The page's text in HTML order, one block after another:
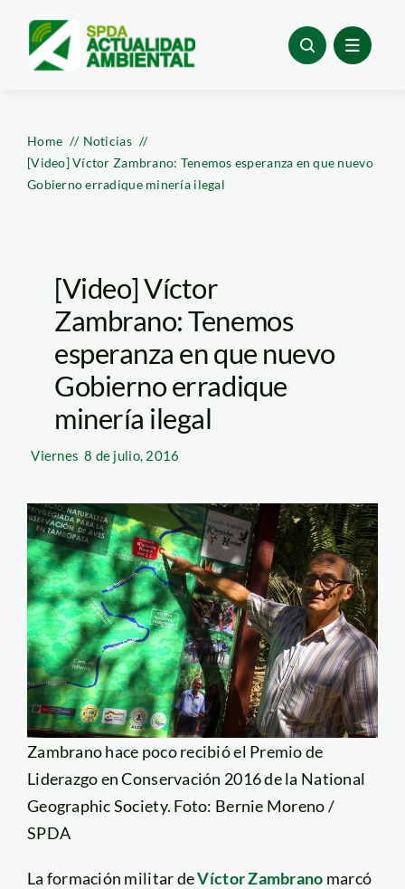
content
Home
Noticias
[Video] Víctor Zambrano: Tenemos esperanza en que nuevo
Gobierno erradique minería ilegal
[Video] Víctor
Zambrano: Tenemos
esperanza en que nuevo
Gobierno erradique
minería ilegal
Viernes 8 de julio, 2016
Zambrano hace poco recibió el Premio de
Liderazgo en Conservación 2016 de la National
Geographic Society. Foto: Bernie Moreno /
SPDA
La formación militar deVíctor Zambrano marcó